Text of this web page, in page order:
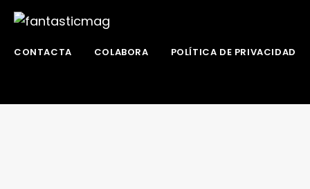
CONTACTA COLABORA POLÍTICA DE PRIVACIDAD